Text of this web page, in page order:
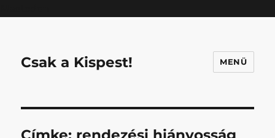
Csak a Kispest! MENÜ